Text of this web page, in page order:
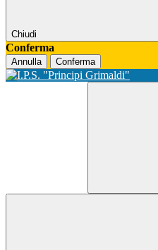
Chiudi
Conferma
Annulla Conferma